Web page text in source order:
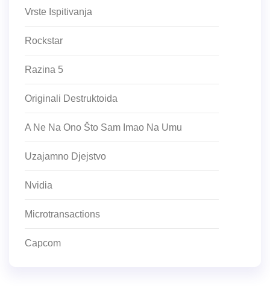
Vrste Ispitivanja
Rockstar
Razina 5
Originali Destruktoida
A Ne Na Ono Što Sam Imao Na Umu
Uzajamno Djejstvo
Nvidia
Microtransactions
Capcom